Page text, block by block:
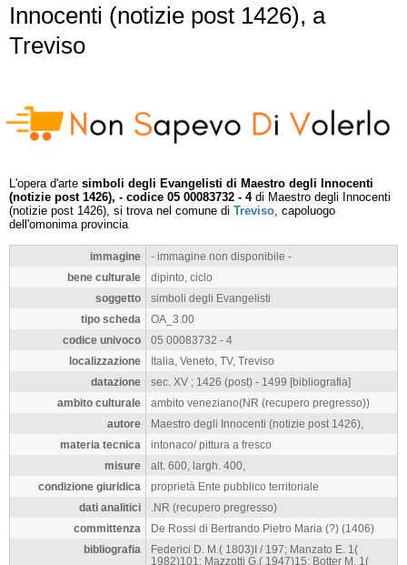
Innocenti (notizie post 1426), a
Treviso
L'opera d'arte simboli degli Evangelisti di Maestro degli Innocenti
(notizie post 1426), - codice 05 00083732 - 4di Maestro degli Innocenti
(notizie post 1426), si trova nel comune di Treviso, capoluogo
dell'omonima provincia
immagine
- immagine non disponibile -
bene culturale
dipinto, ciclo
soggetto
simboli degli Evangelisti
tipo scheda
OA_3.00
codice univoco
05 00083732 - 4
localizzazione
Italia, Veneto, TV, Treviso
datazione
sec. XV ; 1426 (post) - 1499 [bibliografia]
ambito culturale
ambito veneziano(NR (recupero pregresso))
autore
Maestro degli Innocenti (notizie post 1426),
materia tecnica
intonaco/ pittura a fresco
misure
alt. 600, largh. 400,
condizione giuridica
proprietà Ente pubblico territoriale
dati analitici
.NR (recupero pregresso)
committenza
De Rossi di Bertrando Pietro Maria (?) (1406)
bibliografia
Federici D. M.( 1803)I / 197; Manzato E. 1(
1982)101; Mazzotti G.( 1947)15; Botter M. 1(